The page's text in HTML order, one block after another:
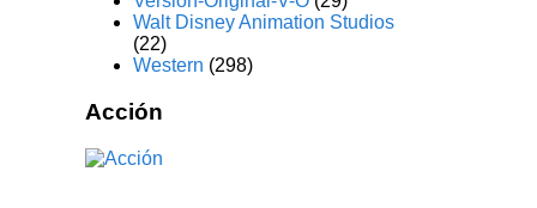
Walt Disney Animation Studios
(22)
Western (298)
Acción